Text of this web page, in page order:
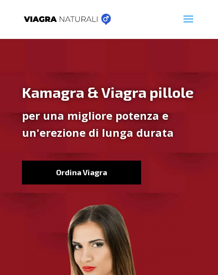
Kamagra & Viagra pillole
per una migliore potenza e
un'erezione di lunga durata
Ordina Viagra